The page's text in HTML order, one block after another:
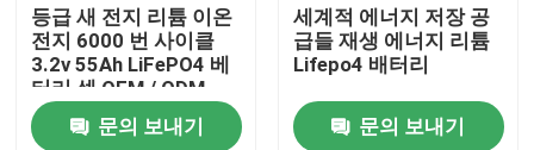
가정용 도구 전지 저장
주거용 배터리 저장 시스템
등급 새 전지 리튬 이온
전지 6000 번 사이클
3.2v 55Ah LiFePO4 베
터리 셀 OEM / ODM
문의 보내기
세계적 에너지 저장 공
급들 재생 에너지 리튬
Lifepo4 배터리
문의 보내기